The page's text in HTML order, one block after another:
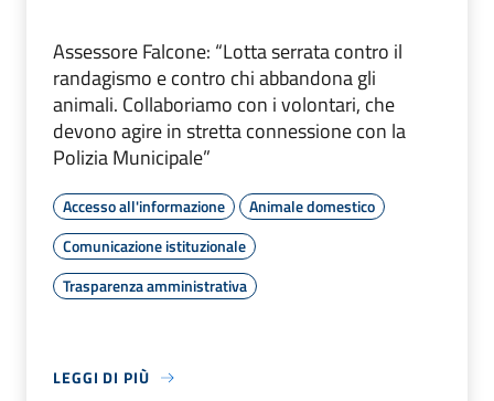
Assessore Falcone: “Lotta serrata contro il
randagismo e contro chi abbandona gli
animali. Collaboriamo con i volontari, che
devono agire in stretta connessione con la
Polizia Municipale”
Accesso all'informazione
Animale domestico
Comunicazione istituzionale
Trasparenza amministrativa
LEGGI DI PIÙ